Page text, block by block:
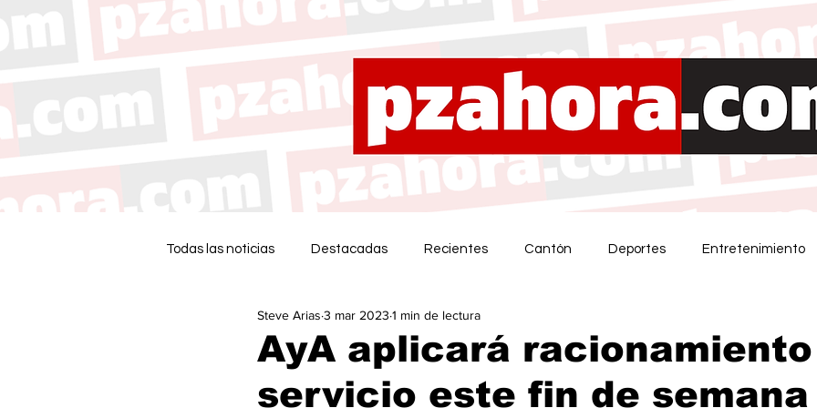
Todas las noticias Destacadas Recientes Cantón Deportes Entretenimiento
AyA aplicará
servicio este fin de semana
Steve Arias 3 mar 2023 1 min de lectura